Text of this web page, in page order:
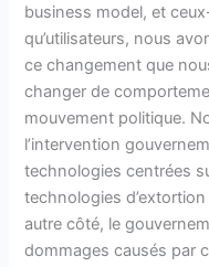
business model, et
qu’utilisateurs, nous
ce changement que
changer de
mouvement politique.
l’intervention
technologies centrées
technologies
autre côté, le
dommages causés par